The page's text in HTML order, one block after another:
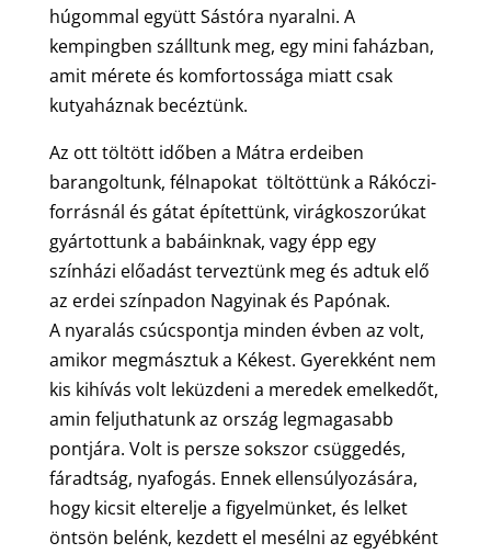
húgommal együtt Sástóra nyaralni. A
kempingben szálltunk meg, egy mini faházban,
amit mérete és komfortossága miatt csak
kutyaháznak becéztünk.
Az ott töltött időben a Mátra erdeiben
barangoltunk, félnapokat töltöttünk a Rákóczi-
forrásnál és gátat építettünk, virágkoszorúkat
gyártottunk a babáinknak, vagy épp egy
színházi előadást terveztünk meg és adtuk elő
az erdei színpadon Nagyinak és Papónak.
A nyaralás csúcspontja minden évben az volt,
amikor megmásztuk a Kékest. Gyerekként nem
kis kihívás volt leküzdeni a meredek emelkedőt,
amin feljuthatunk az ország legmagasabb
pontjára. Volt is persze sokszor csüggedés,
fáradtság, nyafogás. Ennek ellensúlyozására,
hogy kicsit elterelje a figyelmünket, és lelket
öntsön belénk, kezdett el mesélni az egyébként